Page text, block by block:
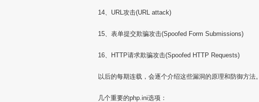
14、URL攻击(URL attack)
15、表单提交欺骗攻击(Spoofed Form Submissions)
16、HTTP请求欺骗攻击(Spoofed HTTP Requests)
以后的每期连载，会逐个介绍这些漏洞的原理和防御方法。
几个重要的php.ini选项：